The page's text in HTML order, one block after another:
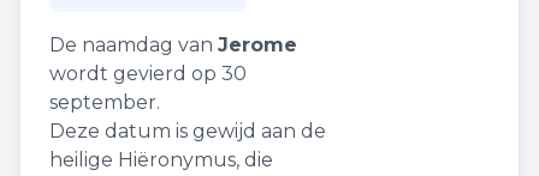
De naamdag van Jerome
wordt gevierd op 30
september.
Deze datum is gewijd aan de
heilige Hiëronymus, die